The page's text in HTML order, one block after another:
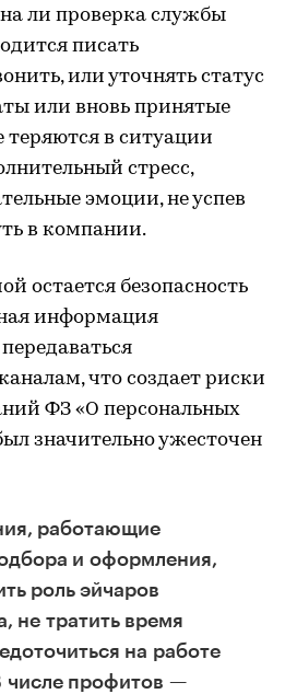
ли проверка службы
писать
или уточнять статус
или вновь принятые
в ситуации
стресс,
эмоции, не успев
в компании.
остается безопасность
информация
что создает риски
ФЗ «О персональных
значительно ужесточен
работающие
и оформления,
роль эйчаров
не тратить время
на работе
числе профитов —